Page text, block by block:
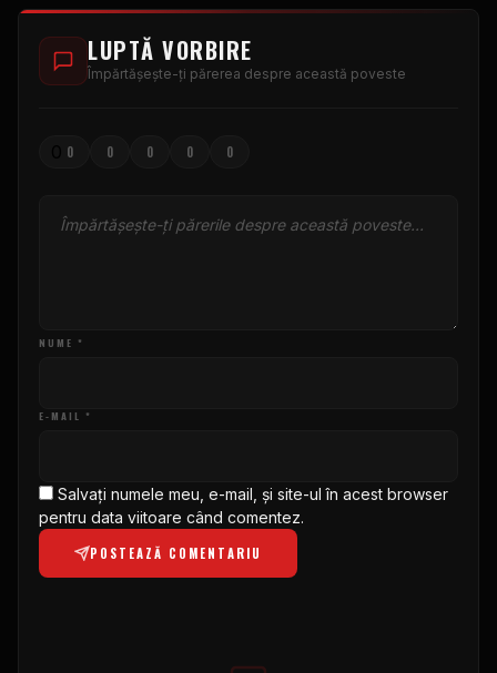
LUPTĂ VORBIRE
Împărtășește-ți părerea despre această poveste
0 0 0 0 0
NUME *
E-MAIL *
Salvați numele meu, e-mail, și site-ul în acest browser
pentru data viitoare când comentez.
POSTEAZĂ COMENTARIU